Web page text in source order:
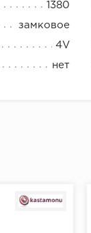
1380
замковое
4V
нет